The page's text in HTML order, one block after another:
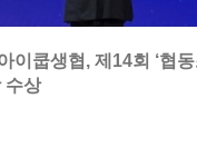
이쿱생협, 제14회 ‘협동
수상